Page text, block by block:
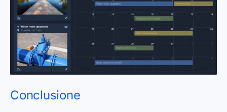
Conclusione